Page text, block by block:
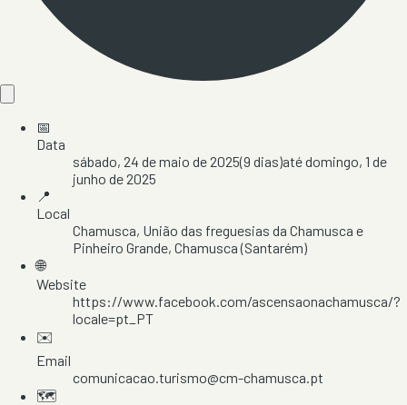
📅
Data
sábado, 24 de maio de 2025(9 dias)atédomingo, 1 de
junho de 2025
📍
Local
Chamusca, União das freguesias da Chamusca e
Pinheiro Grande, Chamusca(Santarém)
🌐
Website
https://www.facebook.com/ascensaonachamusca/?
locale=pt_PT
✉️
Email
comunicacao.turismo@cm-chamusca.pt
🗺️